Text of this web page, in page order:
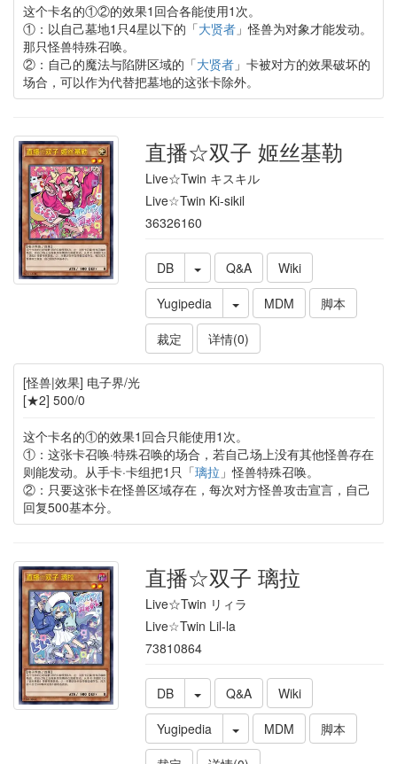
这个卡名的①②的效果1回合各能使用1次。
①：以自己墓地1只4星以下的「大贤者」怪兽为对象才能发动。
那只怪兽特殊召唤。
②：自己的魔法与陷阱区域的「大贤者」卡被对方的效果破坏的
场合，可以作为代替把墓地的这张卡除外。
直播☆双子 姬丝基勒
Live☆Twin キスキル
Live☆Twin Ki-sikil
36326160
DB Q&A
Wiki
Yugipedia
MDM
脚本
裁定
详情(0)
[怪兽|效果] 电子界/光
[★2] 500/0
这个卡名的①的效果1回合只能使用1次。
①：这张卡召唤·特殊召唤的场合，若自己场上没有其他怪兽存在
则能发动。从手卡·卡组把1只「璃拉 」怪兽特殊召唤。
②：只要这张卡在怪兽区域存在，每次对方怪兽攻击宣言，自己
回复500基本分。
直播☆双子 璃拉
Live☆Twin リィラ
Live☆Twin Lil-la
73810864
DB Q&A
Wiki
Yugipedia
MDM
脚本